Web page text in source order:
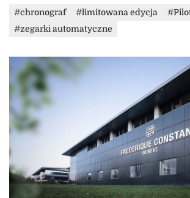
chronograf limitowana edycja
zegarki automatyczne